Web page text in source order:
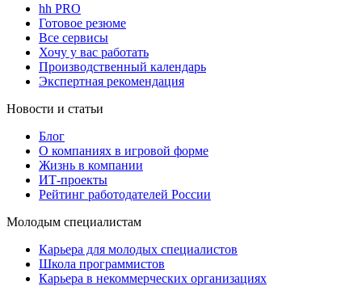
hh PRO
Готовое резюме
Все сервисы
Хочу у вас работать
Производственный календарь
Экспертная рекомендация
Новости и статьи
Блог
О компаниях в игровой форме
Жизнь в компании
ИТ-проекты
Рейтинг работодателей России
Молодым специалистам
Карьера для молодых специалистов
Школа программистов
Карьера в некоммерческих организациях